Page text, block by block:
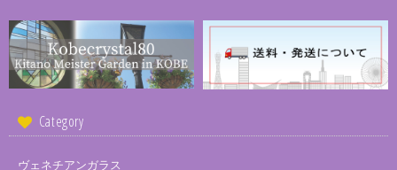
Category
ヴェネチアンガラス